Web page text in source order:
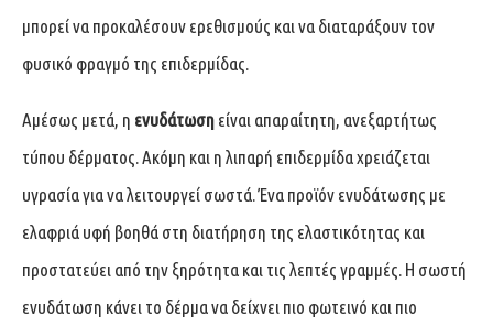
μπορεί να προκαλέσουν ερεθισμούς και να διαταράξουν τον
φυσικό φραγμό της επιδερμίδας.
Αμέσως μετά, η ενυδάτωση είναι απαραίτητη, ανεξαρτήτως
τύπου δέρματος. Ακόμη και η λιπαρή επιδερμίδα χρειάζεται
υγρασία για να λειτουργεί σωστά. Ένα προϊόν ενυδάτωσης με
ελαφριά υφή βοηθά στη διατήρηση της ελαστικότητας και
προστατεύει από την ξηρότητα και τις λεπτές γραμμές. Η σωστή
ενυδάτωση κάνει το δέρμα να δείχνει πιο φωτεινό και πιο